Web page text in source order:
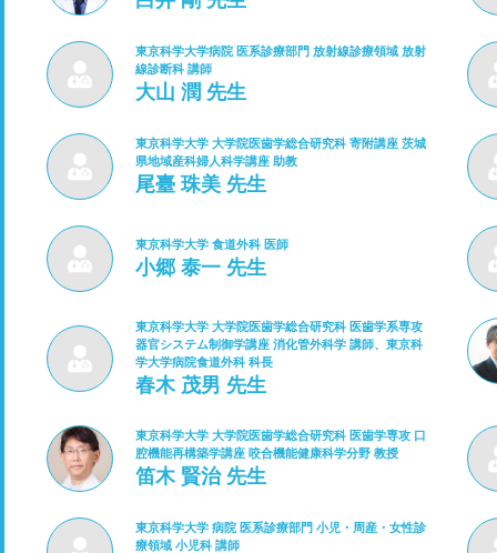
東京科学大学病院 医系診療部門 放射線診療領域 放射
線診断科 講師
大山 潤 先生
東京科学大学 大学院医歯学総合研究科 寄附講座 茨城
県地域産科婦人科学講座 助教
尾臺 珠美 先生
東京科学大学 食道外科 医師
小郷 泰一 先生
東京科学大学 大学院医歯学総合研究科 医歯学系専攻
器官システム制御学講座 消化管外科学 講師、東京科
学大学病院食道外科 科長
春木 茂男 先生
東京科学大学 大学院医歯学総合研究科 医歯学専攻 口
腔機能再構築学講座 咬合機能健康科学分野 教授
笛木 賢治 先生
東京科学大学 病院 医系診療部門 小児・周産・女性診
療領域 小児科 講師